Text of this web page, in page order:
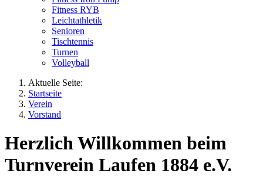
Fitness RYB
Leichtathletik
Senioren
Tischtennis
Turnen
Volleyball
Aktuelle Seite:
Startseite
Verein
Vorstand
Herzlich Willkommen beim
Turnverein Laufen 1884 e.V.